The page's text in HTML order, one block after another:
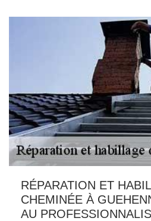
RÉPARATION ET
CHEMINÉE À
AU